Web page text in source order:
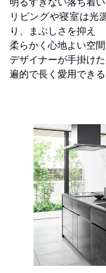
リビングや寝室は光
り、まぶしさを抑え
柔らかく心地よい空間
デザイナーが手掛け
遍的で長く愛用でき